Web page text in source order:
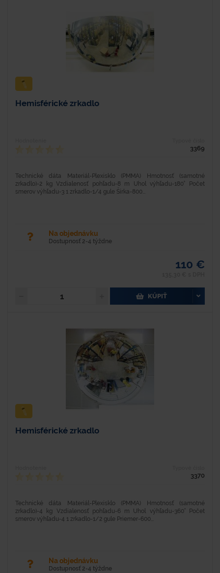
Hemisférické zrkadlo
3369
Technické dáta Materiál-Plexisklo (PMMA) Hmotnosť (samotné
zrkadlo)-2 kg Vzdialenosť pohľadu-8 m Uhol výhľadu-180° Počet
smerov výhľadu-3 1 zrkadlo-1/4 gule Šírka-800...
Na objednávku
Dostupnosť 2-4 týždne
110 €
KÚPIŤ
Hemisférické zrkadlo
3370
Technické dáta Materiál-Plexisklo (PMMA) Hmotnosť (samotné
zrkadlo)-4 kg Vzdialenosť pohľadu-6 m Uhol výhľadu-360° Počet
smerov výhľadu-4 1 zrkadlo-1/2 gule Priemer-600...
Na objednávku
Dostupnosť 2-4 týždne